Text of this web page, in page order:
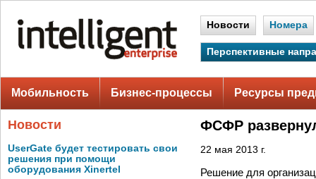
Новости Номера
Перспективные
Мобильность Бизнес-процессы Ресурсы
Новости
UserGate будет тестировать свои
решения при помощи
оборудования Xinertel
ФСФР
22 мая 2013 г.
Решение для